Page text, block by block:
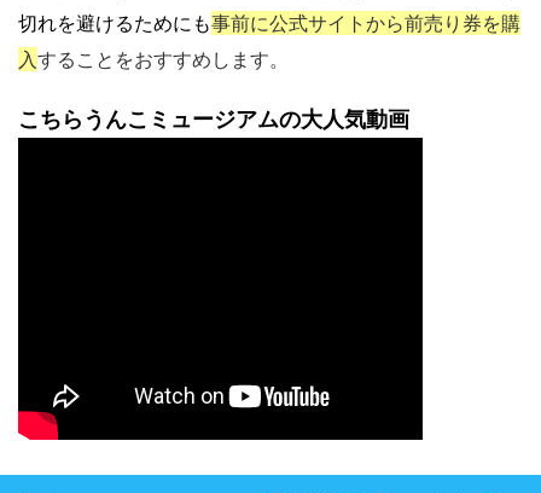
切れを避けるためにも事前に公式サイトから前売り券を購
入することをおすすめします。
こちらうんこミュージアムの大人気動画